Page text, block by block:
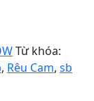
Từ khóa:
, Rêu Cam, sb